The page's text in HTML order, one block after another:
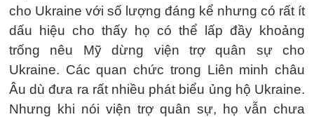
cho Ukraine với số lượng đáng kể nhưng có rất ít
dấu hiệu cho thấy họ có thể lấp đầy khoảng
trống nêu Mỹ dừng viện trợ quân sự cho
Ukraine. Các quan chức trong Liên minh châu
Âu dù đưa ra rất nhiều phát biểu ủng hộ Ukraine.
Nhưng khi nói viện trợ quân sự, họ vẫn chưa